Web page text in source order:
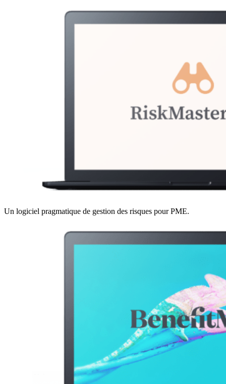
Un logiciel pragmatique de gestion des risques pour PME.